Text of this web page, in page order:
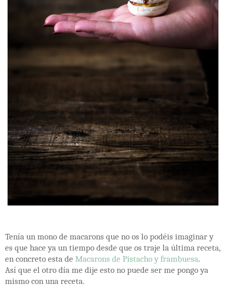
Tenía un mono de macarons que no os lo podéis imaginar y
es que hace ya un tiempo desde que os traje la última receta,
en concreto esta de Macarons de Pistacho y frambuesa.
Así que el otro día me dije esto no puede ser me pongo ya
mismo con una receta.